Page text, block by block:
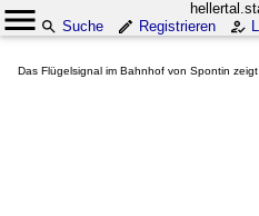
Suche
Registrieren
Das Flügelsignal im Bahnhof von Spontin